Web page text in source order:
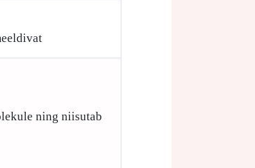
ning niisutab